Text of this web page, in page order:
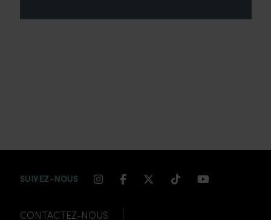
SUIVEZ-NOUS INSTAGRAM CHANNEL LINK
FACEBOOK CHANNEL LINK
TWITTER CHANNEL
TIKTOKYOUTUBE
CONTACTEZ-NOUS